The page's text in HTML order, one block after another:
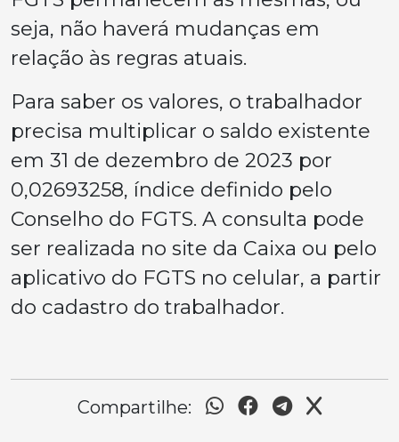
seja, não haverá mudanças em
relação às regras atuais.
Para saber os valores, o trabalhador
precisa multiplicar o saldo existente
em 31 de dezembro de 2023 por
0,02693258, índice definido pelo
Conselho do FGTS. A consulta pode
ser realizada no site da Caixa ou pelo
aplicativo do FGTS no celular, a partir
do cadastro do trabalhador.
Compartilhe: